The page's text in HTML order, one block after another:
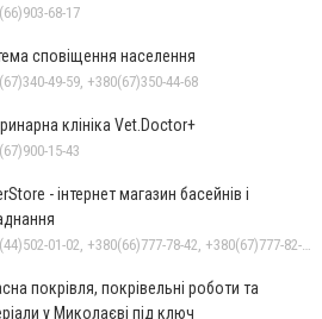
68-17
сповіщення населення
49-59, +380(67)350-44-68
клініка Vet.Doctor+
15-43
- інтернет магазин басейнів і
покрівля, покрівельні роботи та
у Миколаєві під ключ